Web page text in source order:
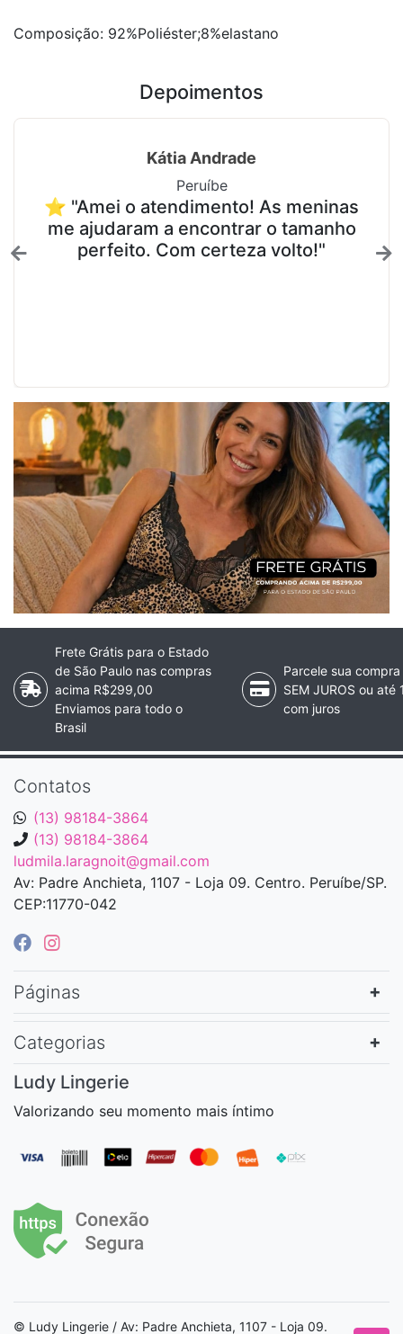
Composição: 92%Poliéster;8%elastano
Depoimentos
Kátia Andrade
Peruíbe
⭐ "Amei o atendimento! As meninas
me ajudaram a encontrar o tamanho
perfeito. Com certeza volto!"
Frete Grátis para o Estado
de São Paulo nas compras
acima R$299,00
Enviamos para todo o
Brasil
Parcele sua
SEM JUROS ou até
com juros
Contatos
(13) 98184-3864
(13) 98184-3864
ludmila.laragnoit@gmail.com
Av: Padre Anchieta, 1107 - Loja 09. Centro. Peruíbe/SP.
CEP:11770-042
Páginas
Categorias
Ludy Lingerie
Valorizando seu momento mais íntimo
© Ludy Lingerie / Av: Padre Anchieta, 1107 - Loja 09.